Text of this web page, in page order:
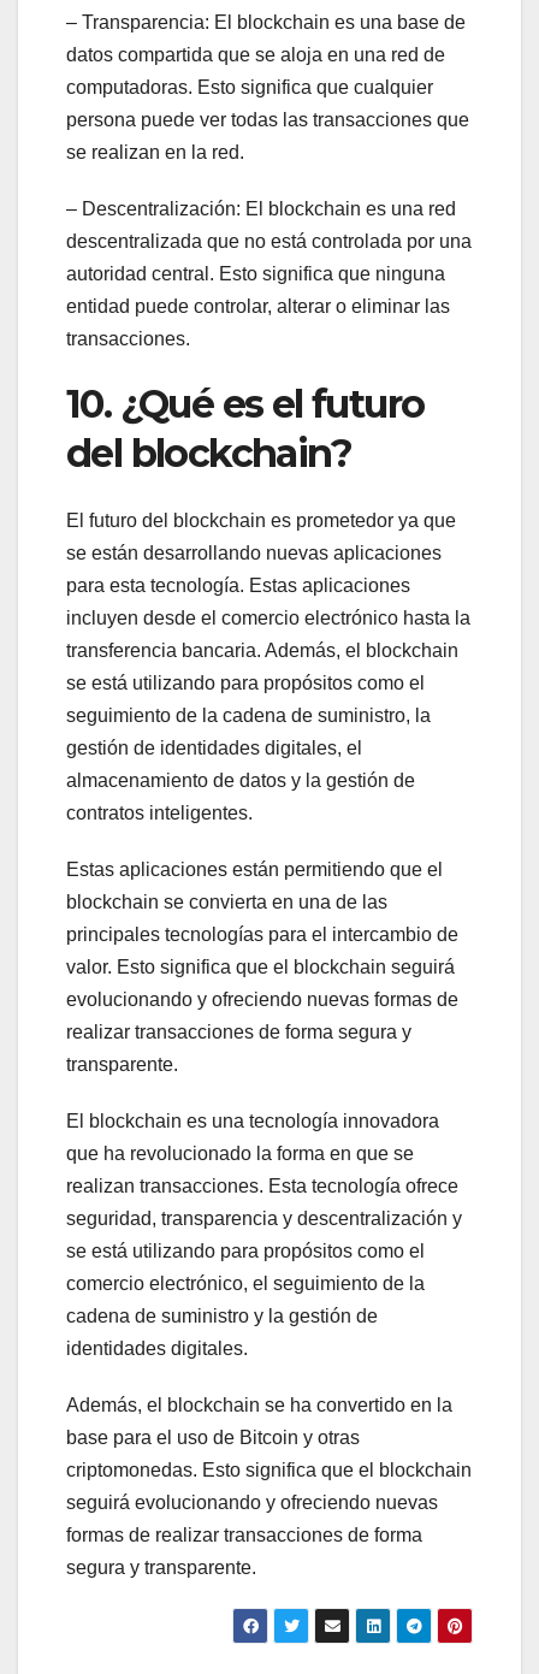
– Transparencia: El blockchain es una base de
datos compartida que se aloja en una red de
computadoras. Esto significa que cualquier
persona puede ver todas las transacciones que
se realizan en la red.
– Descentralización: El blockchain es una red
descentralizada que no está controlada por una
autoridad central. Esto significa que ninguna
entidad puede controlar, alterar o eliminar las
transacciones.
10. ¿Qué es el futuro
del blockchain?
El futuro del blockchain es prometedor ya que
se están desarrollando nuevas aplicaciones
para esta tecnología. Estas aplicaciones
incluyen desde el comercio electrónico hasta la
transferencia bancaria. Además, el blockchain
se está utilizando para propósitos como el
seguimiento de la cadena de suministro, la
gestión de identidades digitales, el
almacenamiento de datos y la gestión de
contratos inteligentes.
Estas aplicaciones están permitiendo que el
blockchain se convierta en una de las
principales tecnologías para el intercambio de
valor. Esto significa que el blockchain seguirá
evolucionando y ofreciendo nuevas formas de
realizar transacciones de forma segura y
transparente.
El blockchain es una tecnología innovadora
que ha revolucionado la forma en que se
realizan transacciones. Esta tecnología ofrece
seguridad, transparencia y descentralización y
se está utilizando para propósitos como el
comercio electrónico, el seguimiento de la
cadena de suministro y la gestión de
identidades digitales.
Además, el blockchain se ha convertido en la
base para el uso de Bitcoin y otras
criptomonedas. Esto significa que el blockchain
seguirá evolucionando y ofreciendo nuevas
formas de realizar transacciones de forma
segura y transparente.